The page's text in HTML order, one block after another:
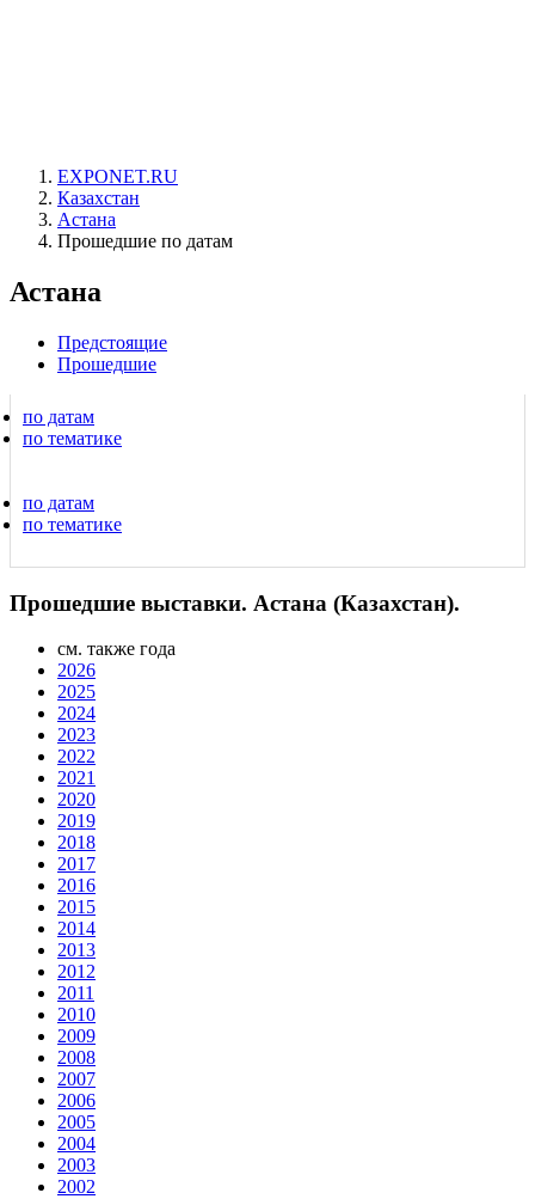
EXPONET.RU
Казахстан
Астана
Прошедшие по датам
Астана
Предстоящие
Прошедшие
по датам
по тематике
по датам
по тематике
Прошедшие выставки. Астана (Казахстан).
см. также года
2026
2025
2024
2023
2022
2021
2020
2019
2018
2017
2016
2015
2014
2013
2012
2011
2010
2009
2008
2007
2006
2005
2004
2003
2002